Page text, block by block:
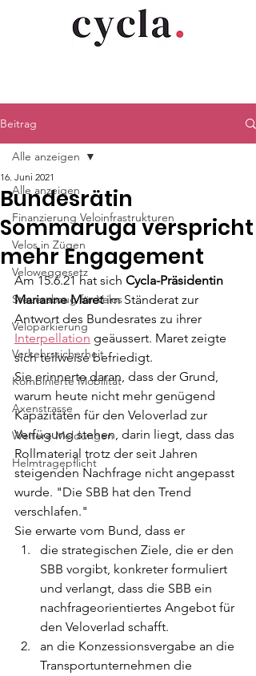
Beitrag
Alle anzeigen
Finanzierung Veloinfrastrukturen
Velos in Zügen
Veloweggesetz
Steuerabzug für Velos
Veloparkierung
Verkehrssicherheit
Kombinierte Mobilität
Axenstrasse
Weitere Meldungen
Helmtragepflicht
Alle anzeigen
Bundesrätin
Sommaruga verspricht
mehr Engagement
16. Juni 2021
Am 15.6.21 hat sich Cycla-Präsidentin
Marianne Maret im Ständerat zur
Antwort des Bundesrates zu ihrer
Interpellation geäussert. Maret zeigte
sich teilweise befriedigt.
Sie erinnerte daran, dass der Grund,
warum heute nicht mehr genügend
Kapazitäten für den Veloverlad zur
Verfügung stehen, darin liegt, dass das
Rollmaterial trotz der seit Jahren
steigenden Nachfrage nicht angepasst
wurde. "Die SBB hat den Trend
verschlafen."
Sie erwarte vom Bund, dass er
die strategischen Ziele, die er den
SBB vorgibt, konkreter formuliert
und verlangt, dass die SBB ein
nachfrageorientiertes Angebot für
den Veloverlad schafft.
an die Konzessionsvergabe an die
Transportunternehmen die